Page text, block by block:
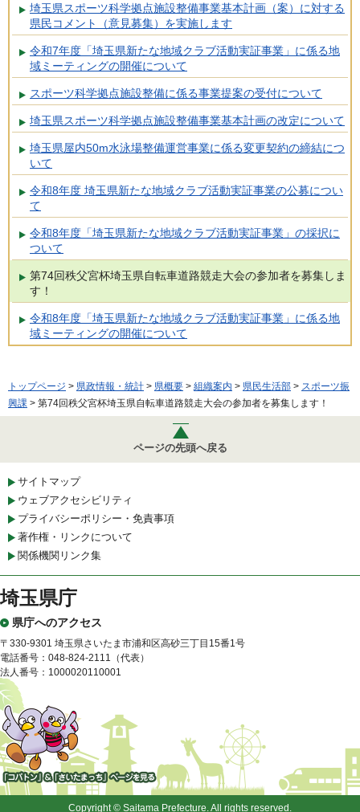
埼玉県スポーツ科学拠点施設整備事業基本計画（案）に対する
県民コメント（意見募集）を実施します
令和7年度「埼玉県新たな地域クラブ活動実証事業」に係る地
域ミーティングの開催について
スポーツ科学拠点施設整備に係る事業提案の受付について
埼玉県スポーツ科学拠点施設整備事業基本計画の改定について
埼玉県屋内50m水泳場整備運営事業に係る変更契約の締結につ
いて
令和8年度 埼玉県新たな地域クラブ活動実証事業の公募につい
て
令和8年度「埼玉県新たな地域クラブ活動実証事業」の採択に
ついて
第74回秩父宮杯埼玉県自転車道路競走大会の参加者を募集しま
す！
令和8年度「埼玉県新たな地域クラブ活動実証事業」に係る地
域ミーティングの開催について
トップページ > 県政情報・統計 > 県概要 > 組織案内 > 県民生活部 > スポーツ振
興課 > 第74回秩父宮杯埼玉県自転車道路競走大会の参加者を募集します！
ページの先頭へ戻る
サイトマップ
ウェブアクセシビリティ
プライバシーポリシー・免責事項
著作権・リンクについて
関係機関リンク集
埼玉県庁
県庁へのアクセス
〒330-9301 埼玉県さいたま市浦和区高砂三丁目15番1号
電話番号：048-824-2111（代表）
法人番号：1000020110001
「コバトン」&「さいたまっ
Copyright © Saitama Prefecture. All rights reserved.